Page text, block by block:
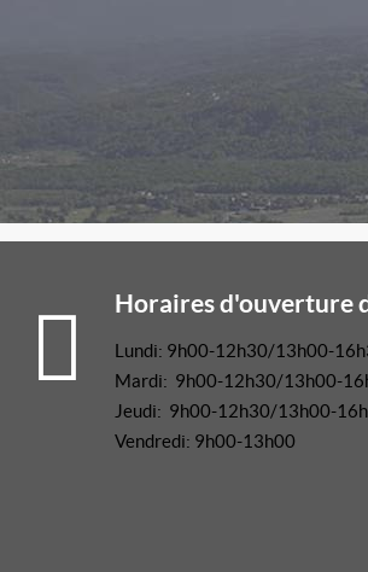
Horaires d'ouverture
Lundi: 9h00-12h30/13h00-
Mardi: 9h00-12h30/13h00-
Jeudi: 9h00-12h30/13h00-
Vendredi: 9h00-13h00